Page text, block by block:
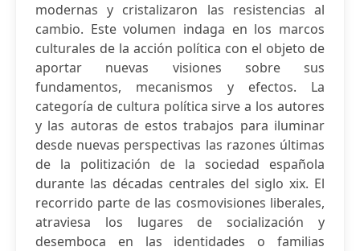
modernas y cristalizaron las resistencias al
cambio. Este volumen indaga en los marcos
culturales de la acción política con el objeto de
aportar nuevas visiones sobre sus
fundamentos, mecanismos y efectos. La
categoría de cultura política sirve a los autores
y las autoras de estos trabajos para iluminar
desde nuevas perspectivas las razones últimas
de la politización de la sociedad española
durante las décadas centrales del siglo xix. El
recorrido parte de las cosmovisiones liberales,
atraviesa los lugares de socialización y
desemboca en las identidades o familias